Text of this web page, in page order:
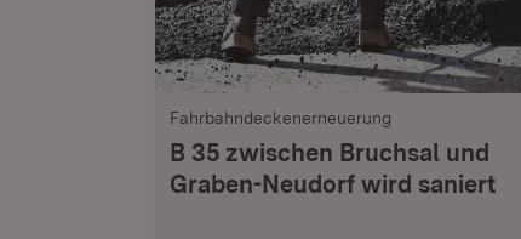
Fahrbahndeckenerneuerung
B 35 zwischen Bruchsal und
Graben-Neudorf wird saniert